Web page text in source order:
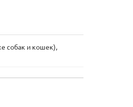
собак и кошек),